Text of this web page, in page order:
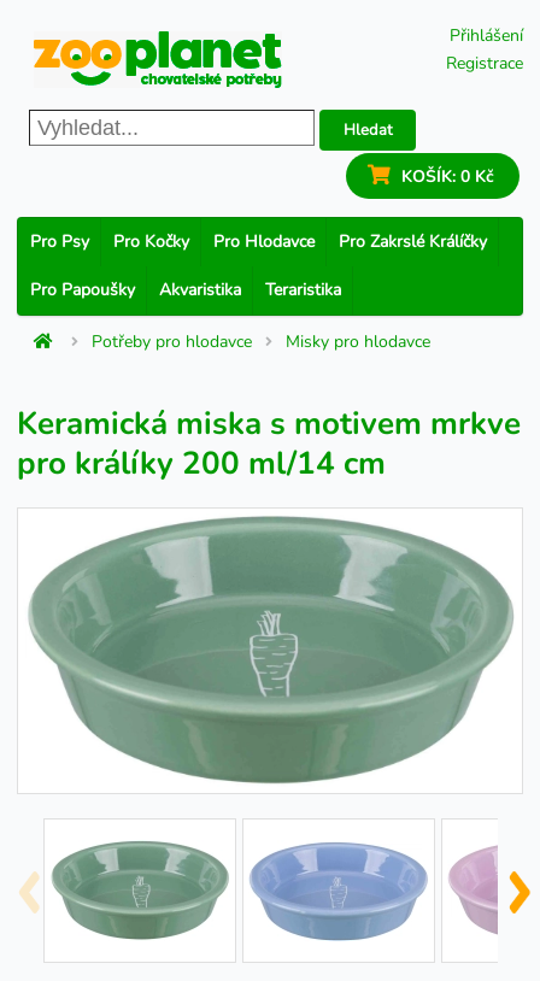
Přihlášení
Registrace
Hledat
KOŠÍK: 0 Kč
Pro Psy Pro Kočky Pro Hlodavce Pro Zakrslé Králíčky
Pro Papoušky Akvaristika Teraristika
Potřeby pro hlodavce Misky pro hlodavce
Keramická miska s motivem mrkve
pro králíky 200 ml/14 cm